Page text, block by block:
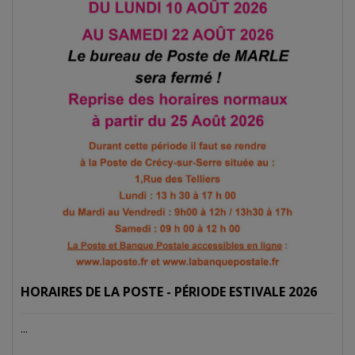
HORAIRES DE LA POSTE - PÉRIODE ESTIVALE 2026
...